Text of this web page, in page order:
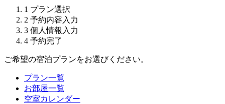
1 プラン選択
2 予約内容入力
3 個人情報入力
4 予約完了
ご希望の宿泊プランをお選びください。
プラン一覧
お部屋一覧
空室カレンダー